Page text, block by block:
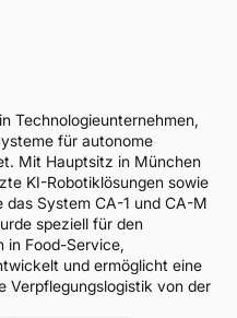
Technologieunternehmen,
für autonome
Mit Hauptsitz in München
KI-Robotiklösungen sowie
System CA-1 und CA-M
speziell für den
in Food-Service,
und ermöglicht eine
Verpflegungslogistik von der